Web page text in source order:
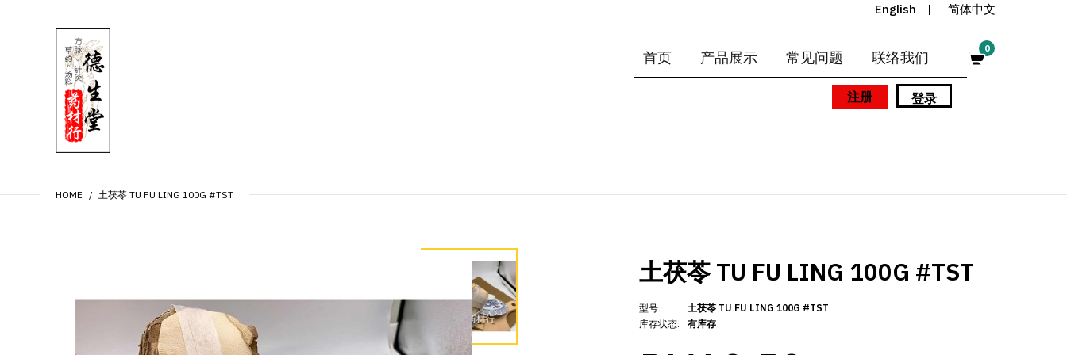
English 简体中文
首页 产品展示 常见问题 联络我们
登录
注册
0
HOME 土茯苓 TU FU LING 100G #TST
土茯苓 TU FU LING 100G #TST
型号:
库存状态:
土茯苓 TU FU LING 100G #TST
有库存